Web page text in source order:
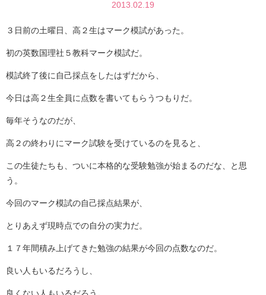
2013.02.19
３日前の土曜日、高２生はマーク模試があった。
初の英数国理社５教科マーク模試だ。
模試終了後に自己採点をしたはずだから、
今日は高２生全員に点数を書いてもらうつもりだ。
毎年そうなのだが、
高２の終わりにマーク試験を受けているのを見ると、
この生徒たちも、ついに本格的な受験勉強が始まるのだな、と思
う。
今回のマーク模試の自己採点結果が、
とりあえず現時点での自分の実力だ。
１７年間積み上げてきた勉強の結果が今回の点数なのだ。
良い人もいるだろうし、